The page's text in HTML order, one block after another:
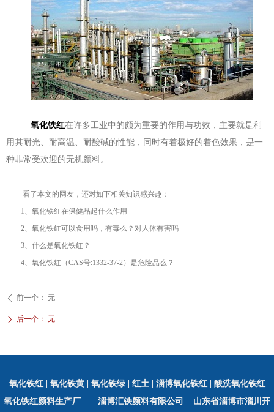
氧化铁红在许多工业中的颇为重要的作用与功效，主要就是利
用其耐光、耐高温、耐酸碱的性能，同时有着极好的着色效果，是一
种非常受欢迎的无机颜料。
看了本文的网友，还对如下相关知识感兴趣：
1、 氧化铁红在保健品起什么作用
2、 氧化铁红可以食用吗，有毒么？对人体有害吗
3、 什么是氧化铁红 ？
4、 氧化铁红（CAS号:1332-37-2）是危险品么 ？
ꄴ 前一个： 无
ꄲ 后一个： 无
氧化铁红| 氧化铁黄 | 氧化铁绿 | 红土 淄博氧化铁红| 酸洗氧化铁红
氧化铁红颜料生产厂——淄博汇铁颜料有限公司 山东省淄博市淄川开